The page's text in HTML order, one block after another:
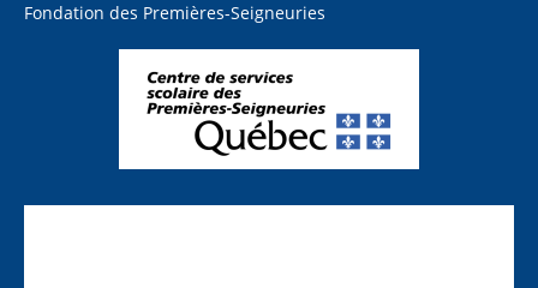
Fondation des Premières-Seigneuries